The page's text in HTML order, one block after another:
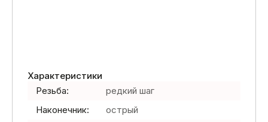
Характеристики
Резьба:
редкий шаг
Наконечник:
острый